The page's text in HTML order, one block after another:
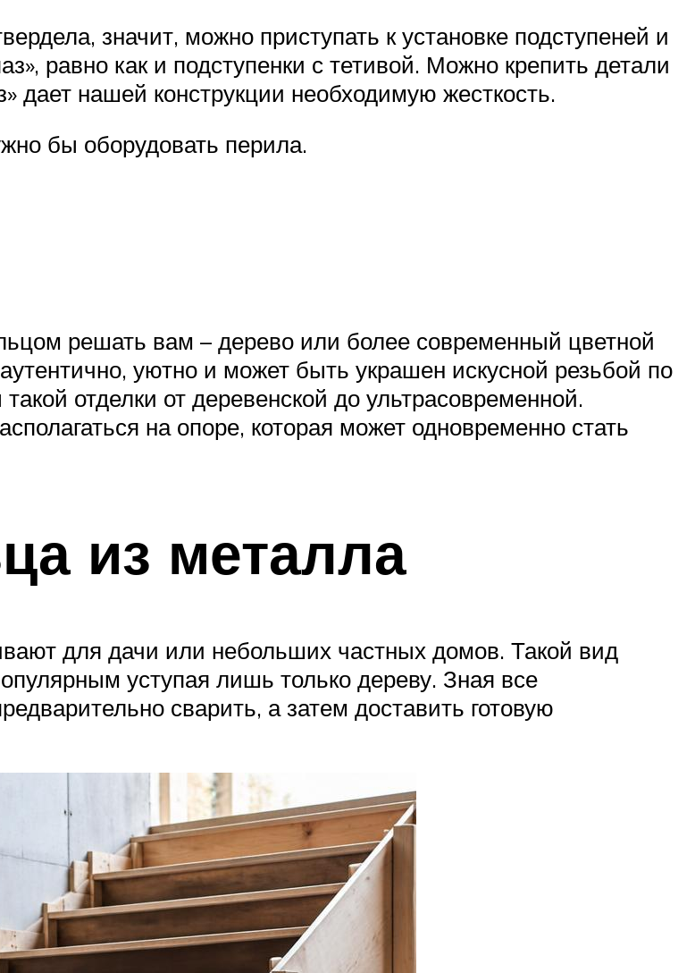
значит, можно приступать к установке подступеней и
равно как и подступенки с тетивой. Можно крепить детали
нашей конструкции необходимую жесткость.
бы оборудовать перила.
решать вам – дерево или более современный цветной
уютно и может быть украшен искусной резьбой по
отделки от деревенской до ультрасовременной.
на опоре, которая может одновременно стать
из металла
для дачи или небольших частных домов. Такой вид
уступая лишь только дереву. Зная все
сварить, а затем доставить готовую